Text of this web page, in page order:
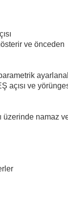
ve önceden
açısı ve
üzerinde namaz